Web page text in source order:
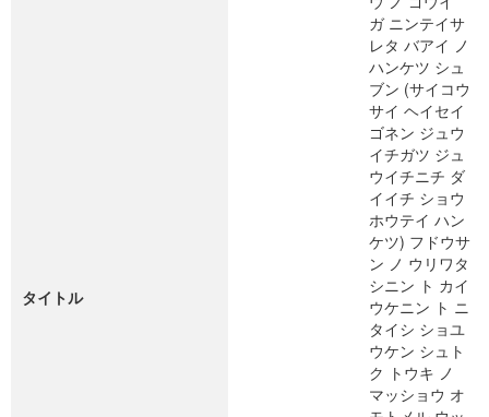
タイトル
ガ ニンテイサ
レタ バアイ ノ
ハンケツ シュ
ブン (サイコウ
サイ ヘイセイ
ゴネン ジュウ
イチガツ ジュ
ウイチニチ ダ
イイチ ショウ
ホウテイ ハン
ケツ) フドウサ
ン ノ ウリワタ
シニン ト カイ
ウケニン ト ニ
タイシ ショユ
ウケン シュト
ク トウキ ノ
マッショウ オ